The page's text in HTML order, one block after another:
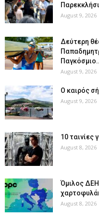
August 9, 2026
Δεύτερη
August 9, 2026
Ο καιρός
August 9, 2026
10 ταινίες
August 8, 2026
Όμιλος
August 8, 2026